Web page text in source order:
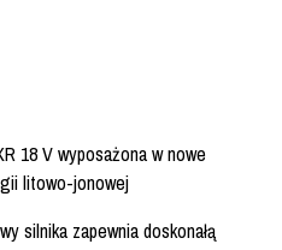
18 V wyposażona w nowe
litowo-jonowej
silnika zapewnia doskonałą